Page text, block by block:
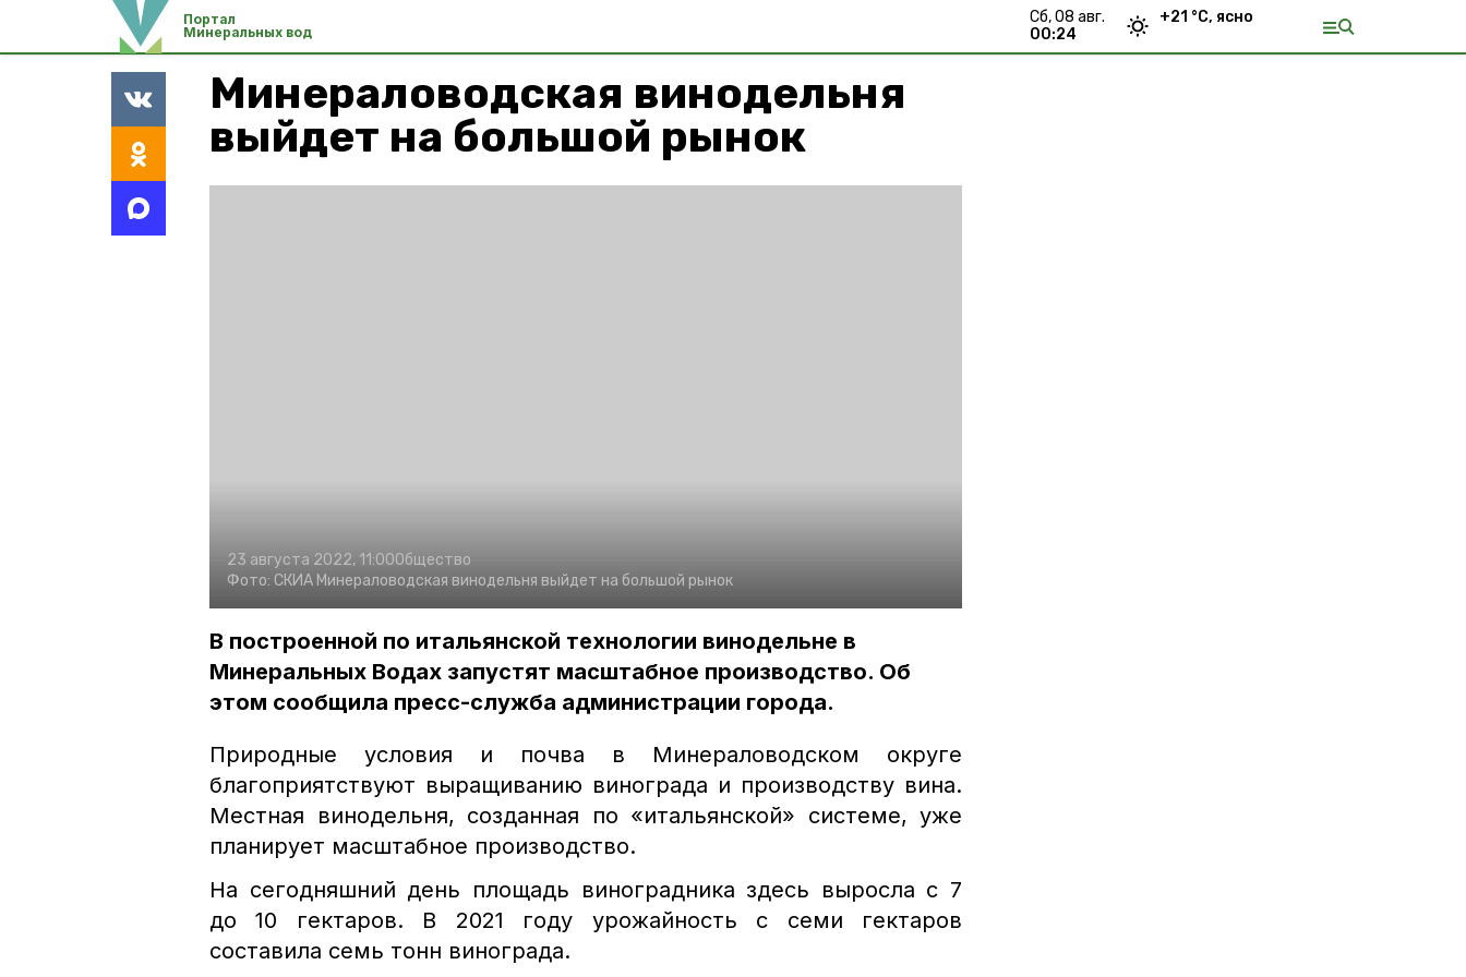
Портал
Минеральных вод
сб, 08 авг.
00:24
+21 °С, ясно
Минераловодская винодельня
выйдет на большой рынок
23 августа 2022, 11:00Общество
Фото: СКИА Минераловодская винодельня выйдет на большой рынок
В построенной по итальянской технологии винодельне в
Минеральных Водах запустят масштабное производство. Об
этом сообщила пресс-служба администрации города.
Природные условия и почва в Минераловодском округе
благоприятствуют выращиванию винограда и производству вина.
Местная винодельня, созданная по «итальянской» системе, уже
планирует масштабное производство.
На сегодняшний день площадь виноградника здесь выросла с 7
до 10 гектаров. В 2021 году урожайность с семи гектаров
составила семь тонн винограда.